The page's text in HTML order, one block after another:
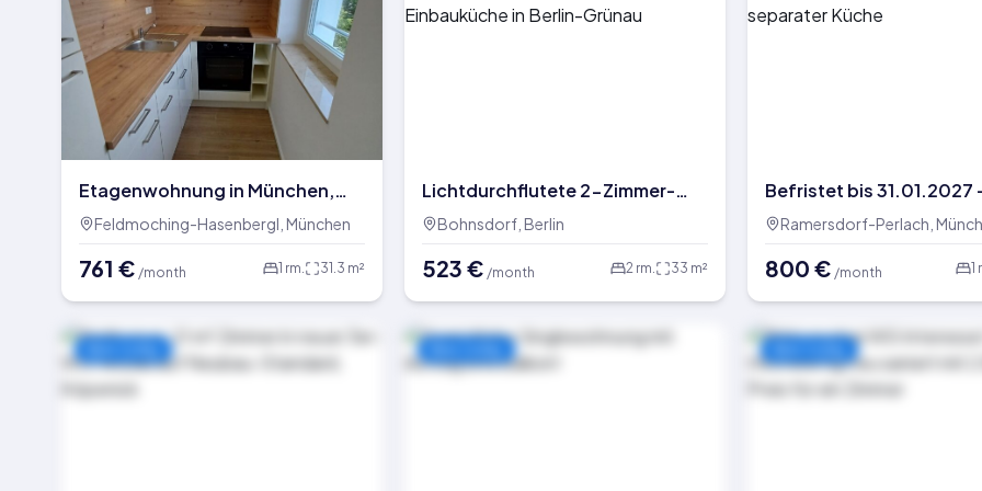
Etagenwohnung in München,
31,33 m²
Feldmoching-Hasenbergl, München
761 € /month 1 rm. 31.3 m²
Lichtdurchflutete 2-Zimmer-
Dachgeschosswohnung mit
Grünau
Bohnsdorf, Berlin
523 € /month 2 rm. 33 m²
Befristet bis 31.01.2027
Schöne 1-Zimmer
Ramersdorf-Perlach,
800 € /month 1